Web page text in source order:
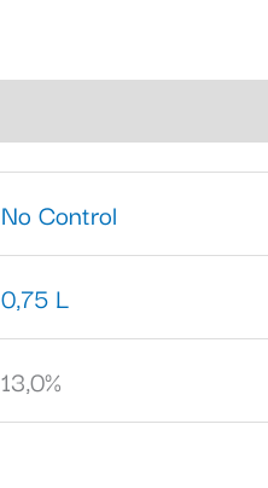
No Control
0,75 L
13,0%